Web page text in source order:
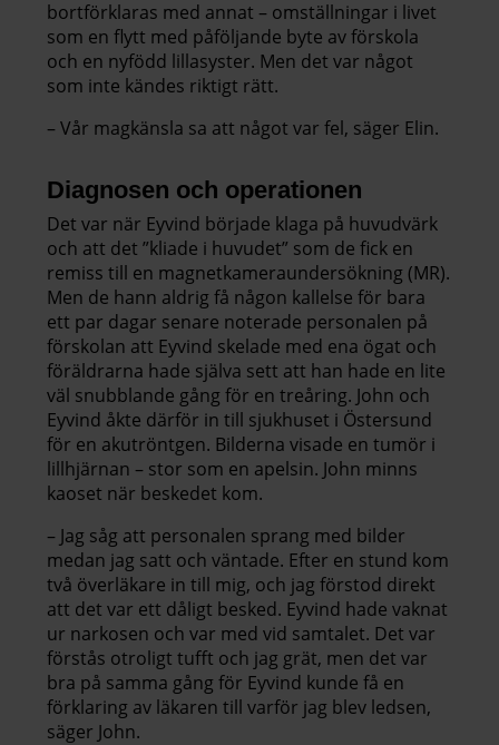
bortförklaras med annat – omställningar i livet
som en flytt med påföljande byte av förskola
och en nyfödd lillasyster. Men det var något
som inte kändes riktigt rätt.
– Vår magkänsla sa att något var fel, säger Elin.
Diagnosen och operationen
Det var när Eyvind började klaga på huvudvärk
och att det ”kliade i huvudet” som de fick en
remiss till en magnetkameraundersökning (MR).
Men de hann aldrig få någon kallelse för bara
ett par dagar senare noterade personalen på
förskolan att Eyvind skelade med ena ögat och
föräldrarna hade själva sett att han hade en lite
väl snubblande gång för en treåring. John och
Eyvind åkte därför in till sjukhuset i Östersund
för en akutröntgen. Bilderna visade en tumör i
lillhjärnan – stor som en apelsin. John minns
kaoset när beskedet kom.
– Jag såg att personalen sprang med bilder
medan jag satt och väntade. Efter en stund kom
två överläkare in till mig, och jag förstod direkt
att det var ett dåligt besked. Eyvind hade vaknat
ur narkosen och var med vid samtalet. Det var
förstås otroligt tufft och jag grät, men det var
bra på samma gång för Eyvind kunde få en
förklaring av läkaren till varför jag blev ledsen,
säger John.